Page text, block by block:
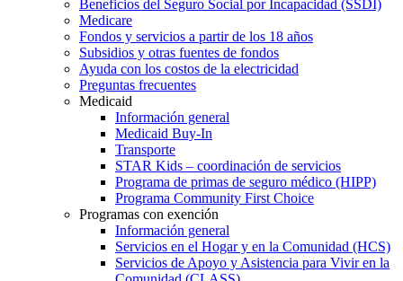
Beneficios del Seguro Social por Incapacidad (SSDI)
Medicare
Fondos y servicios a partir de los 18 años
Subsidios y otras fuentes de fondos
Ayuda con los costos de la electricidad
Preguntas frecuentes
Medicaid
Información general
Medicaid Buy-In
Transporte
STAR Kids – coordinación de servicios
Programa de primas de seguro médico (HIPP)
Programa Community First Choice
Programas con exención
Información general
Servicios en el Hogar y en la Comunidad (HCS)
Servicios de Apoyo y Asistencia para Vivir en la